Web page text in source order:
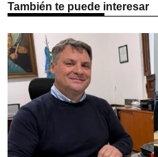
También te puede interesar